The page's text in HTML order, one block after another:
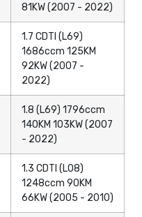
81KW (2007 - 2022)
1.7 CDTI (L69)
1686ccm 125KM
92KW (2007 -
2022)
1.8 (L69) 1796ccm
140KM 103KW (2007
- 2022)
1.3 CDTI (L08)
1248ccm 90KM
66KW (2005 - 2010)